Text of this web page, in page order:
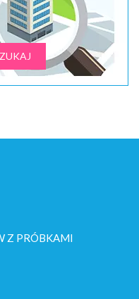
Z PRÓBKAMI